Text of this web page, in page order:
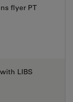
flyer PT
LIBS